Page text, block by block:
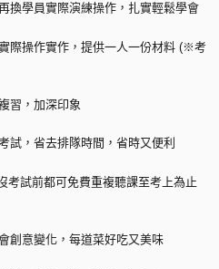
換學員實際演練操作，扎實輕鬆學會
際操作實作，提供一人一份材料 (※考
習，加深印象
試，省去排隊時間，省時又便利
考試前都可免費重複聽課至考上為止
創意變化，每道菜好吃又美味